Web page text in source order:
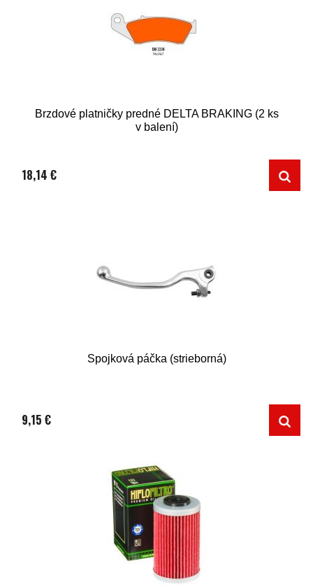
Brzdové platničky predné DELTA BRAKING (2 ks
v balení)
18,14 €
Spojková páčka (strieborná)
9,15 €